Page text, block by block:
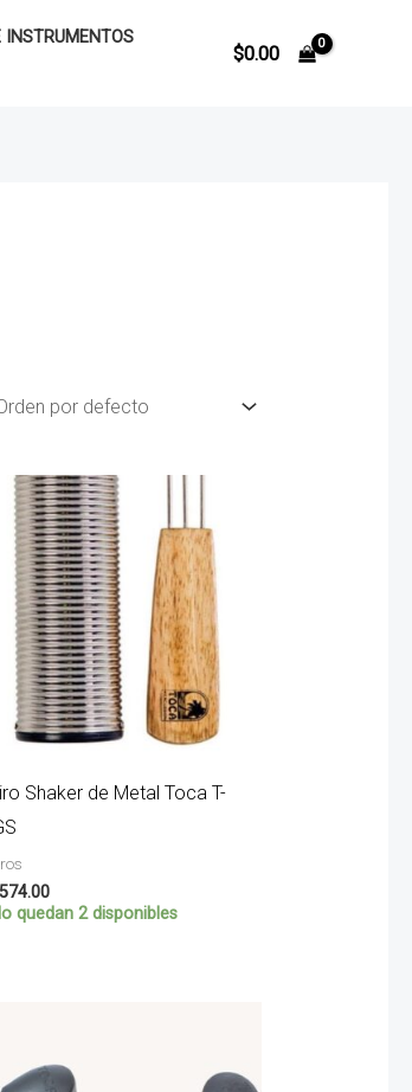
INSTRUMENTOS
$0.00
Shaker de Metal Toca T-
quedan 2 disponibles